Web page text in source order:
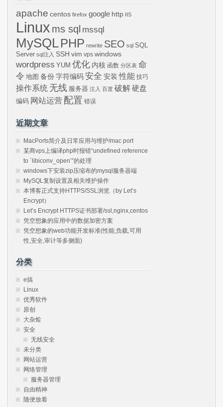
apache centos firefox google http IIS
Linux ms sql mssql
MySQLPHP rewrite SEO sql SQL
Server sql注入 SSH vim vps windows
wordpress YUM 优化 内核 函数 分区表 命
令 地图 备份 字符编码 安全 安装 性能 技巧
操作系统 无线 服务器 注入 百度 破解硬盘
编码 网站运营 配置 错误
近期文章
MacPorts简介及日常应用与维护/mac port
某商vps上编译php时报错“undefined reference
to `libiconv_open’”的处理
windows下安装zip压缩布的mysql服务器端
MySQL复制设置及相关维护操作
本博客正式支持HTTPS/SSL浏览（by Let’s
Encrypt）
Let’s Encrypt HTTPS证书部署/ssl,nginx,centos
凭空想象的应用中的数据加密方案
凭空想象的web功能开发标准(性能,负载,可用
性,安全,审计等多侧面)
分类
e搞
Linux
优秀软件
原创
大杂烩
安全
无线安全
未分类
网站运营
网络管理
服务器管理
自由精神
随便放着